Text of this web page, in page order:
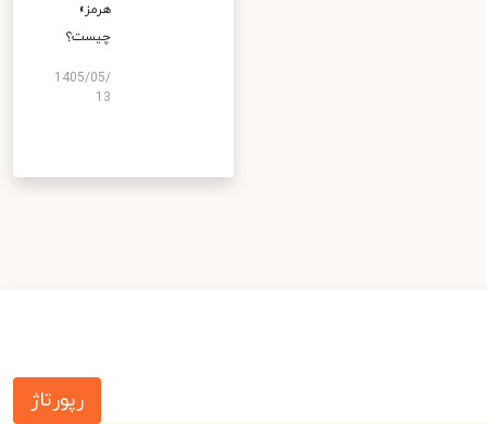
هرمز»
چیست؟
1405/05/
13
رپورتاژ